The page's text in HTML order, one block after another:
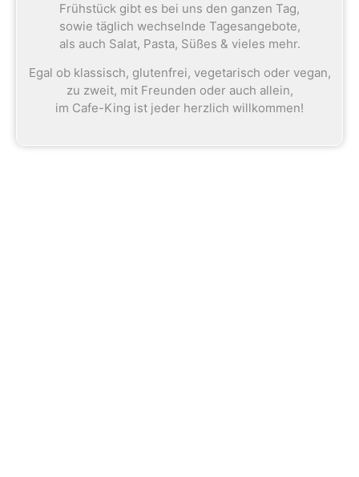
Frühstück gibt es bei uns den ganzen Tag,
sowie täglich wechselnde Tagesangebote,
als auch Salat, Pasta, Süßes & vieles mehr.
Egal ob klassisch, glutenfrei, vegetarisch oder vegan,
zu zweit, mit Freunden oder auch allein,
im Cafe-King ist jeder herzlich willkommen!